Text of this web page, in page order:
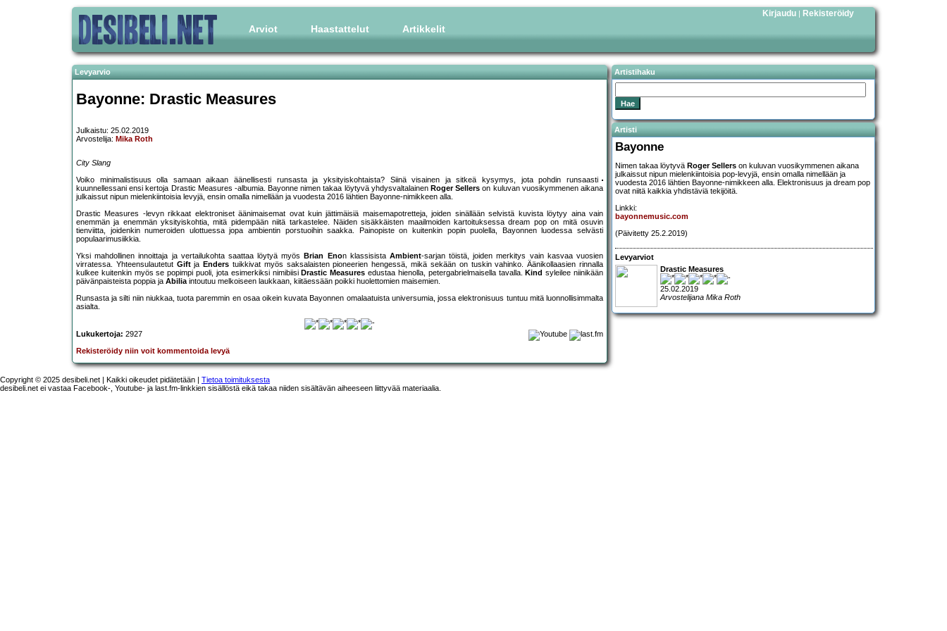
Arviot Haastattelut Artikkelit
Kirjaudu | Rekisteröidy
Levyarvio
Bayonne: Drastic Measures
Julkaistu: 25.02.2019
Arvostelija: Mika Roth
City Slang
Voiko minimalistisuus olla samaan aikaan äänellisesti runsasta ja yksityiskohtaista? Siinä visainen ja sitkeä kysymys, jota pohdin runsaasti
kuunnellessani ensi kertoja Drastic Measures -albumia. Bayonne nimen takaa löytyvä yhdysvaltalainen Roger Sellers on kuluvan vuosikymmenen aikana
julkaissut nipun mielenkiintoisia levyjä, ensin omalla nimellään ja vuodesta 2016 lähtien Bayonne-nimikkeen alla.
Drastic Measures -levyn rikkaat elektroniset äänimaisemat ovat kuin jättimäisiä maisemapotretteja, joiden sinällään selvistä kuvista löytyy aina vain
enemmän ja enemmän yksityiskohtia, mitä pidempään niitä tarkastelee. Näiden sisäkkäisten maailmoiden kartoituksessa dream pop on mitä osuvin
tienviitta, joidenkin numeroiden ulottuessa jopa ambientin porstuoihin saakka. Painopiste on kuitenkin popin puolella, Bayonnen luodessa selvästi
populaarimusiikkia.
Yksi mahdollinen innoittaja ja vertailukohta saattaa löytyä myös
Brian Enon klassisista Ambient-sarjan töistä, joiden merkitys vain kasvaa vuosien
virratessa. Yhteensulautetut Giftja Enders tuikkivat myös saksalaisten pioneerien hengessä, mikä sekään on tuskin vahinko. Äänikollaasien rinnalla
kulkee kuitenkin myös se popimpi puoli, jota esimerkiksi nimibiisi Drastic Measures edustaa hienolla, petergabrielmaisella tavalla. Kind syleilee niinikään
päivänpaisteista poppia ja Abiliaintoutuu melkoiseen laukkaan, kiitäessään poikki huolettomien maisemien.
Runsasta ja silti niin niukkaa, tuota paremmin en osaa oikein kuvata Bayonnen omalaatuista universumia, jossa elektronisuus tuntuu mitä luonnollisimmalta
asialta.
Lukukertoja: 2927
Rekisteröidy niin voit kommentoida levyä
Artistihaku
Artisti
Bayonne
Nimen takaa löytyvä Roger Sellers on kuluvan vuosikymmenen aikana
julkaissut nipun mielenkiintoisia pop-levyjä, ensin omalla nimellään ja
vuodesta 2016 lähtien Bayonne-nimikkeen alla. Elektronisuus ja dream pop
ovat niitä kaikkia yhdistäviä tekijöitä.
Linkki:
bayonnemusic.com
(Päivitetty 25.2.2019)
Levyarviot
Drastic Measures
25.02.2019
Arvostelijana Mika Roth
Copyright © 2025 desibeli.net | Kaikki oikeudet pidätetään | Tietoa toimituksesta
desibeli.net ei vastaa Facebook-, Youtube- ja last.fm-linkkien sisällöstä eikä takaa niiden sisältävän aiheeseen liittyvää materiaalia.